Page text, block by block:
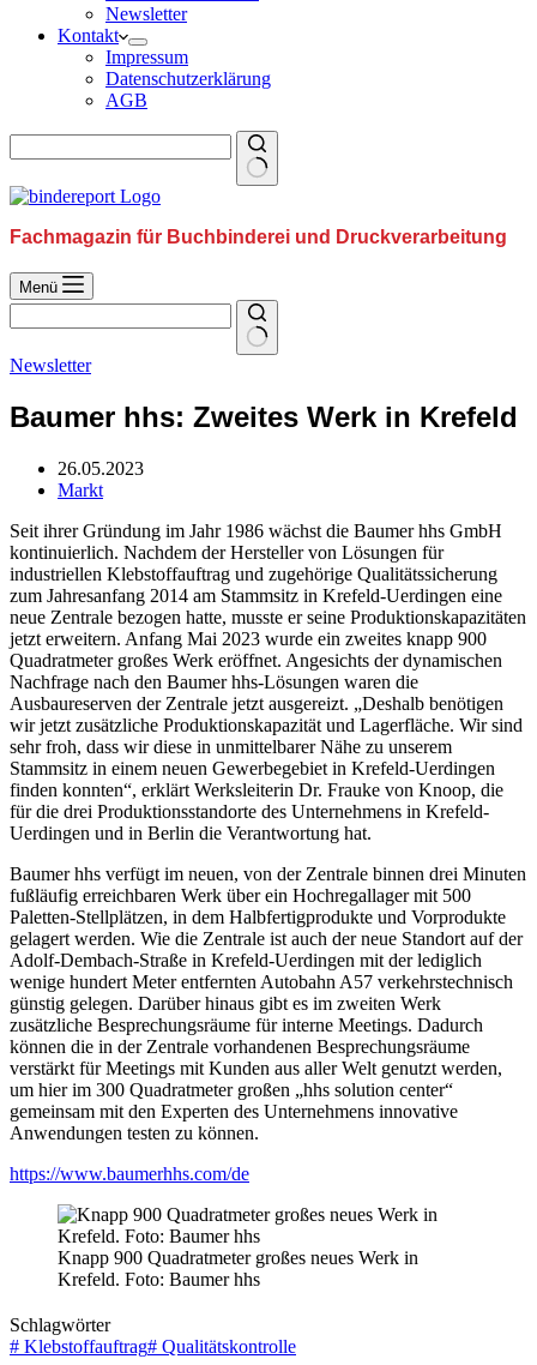
Newsletter
Kontakt
Impressum
Datenschutzerklärung
AGB
Fachmagazin für Buchbinderei und Druckverarbeitung
Menü
Newsletter
Baumer hhs: Zweites Werk in Krefeld
26.05.2023
Markt
Seit ihrer Gründung im Jahr 1986 wächst die Baumer hhs GmbH
kontinuierlich. Nachdem der Hersteller von Lösungen für
industriellen Klebstoffauftrag und zugehörige Qualitätssicherung
zum Jahresanfang 2014 am Stammsitz in Krefeld-Uerdingen eine
neue Zentrale bezogen hatte, musste er seine Produktionskapazitäten
jetzt erweitern. Anfang Mai 2023 wurde ein zweites knapp 900
Quadratmeter großes Werk eröffnet. Angesichts der dynamischen
Nachfrage nach den Baumer hhs-Lösungen waren die
Ausbaureserven der Zentrale jetzt ausgereizt. „Deshalb benötigen
wir jetzt zusätzliche Produktionskapazität und Lagerfläche. Wir sind
sehr froh, dass wir diese in unmittelbarer Nähe zu unserem
Stammsitz in einem neuen Gewerbegebiet in Krefeld-Uerdingen
finden konnten“, erklärt Werksleiterin Dr. Frauke von Knoop, die
für die drei Produktionsstandorte des Unternehmens in Krefeld-
Uerdingen und in Berlin die Verantwortung hat.
Baumer hhs verfügt im neuen, von der Zentrale binnen drei Minuten
fußläufig erreichbaren Werk über ein Hochregallager mit 500
Paletten-Stellplätzen, in dem Halbfertigprodukte und Vorprodukte
gelagert werden. Wie die Zentrale ist auch der neue Standort auf der
Adolf-Dembach-Straße in Krefeld-Uerdingen mit der lediglich
wenige hundert Meter entfernten Autobahn A57 verkehrstechnisch
günstig gelegen. Darüber hinaus gibt es im zweiten Werk
zusätzliche Besprechungsräume für interne Meetings. Dadurch
können die in der Zentrale vorhandenen Besprechungsräume
verstärkt für Meetings mit Kunden aus aller Welt genutzt werden,
um hier im 300 Quadratmeter großen „hhs solution center“
gemeinsam mit den Experten des Unternehmens innovative
Anwendungen testen zu können.
https://www.baumerhhs.com/de
Knapp 900 Quadratmeter großes neues Werk in
Krefeld. Foto: Baumer hhs
Schlagwörter
# Klebstoffauftrag# Qualitätskontrolle